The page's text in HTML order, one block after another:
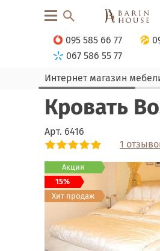
095 585 66 77
067 586 55 77
Интернет магазин
Кровать
Арт. 6416
1
Акция
15%
Хит продаж
Link
Link
Link
Link
Link
Link
Link
Link
Link
Link
Link
Link
Link